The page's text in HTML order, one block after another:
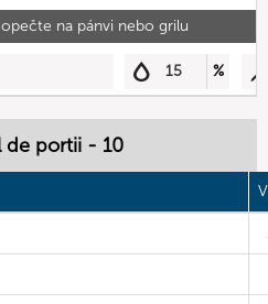
na pánvi nebo grilu
15 %
de portii - 10